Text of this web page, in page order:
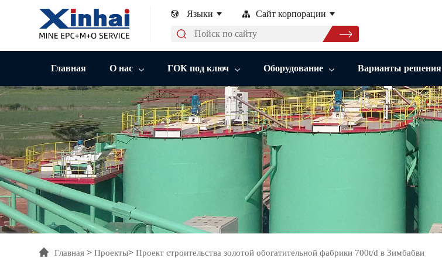
Языки Сайт корпорации
Главная О нас ГОК под ключ Оборудование Варианты решения
Главная >Проекты>Проект строительства золотой обогатительной фабрики 700t/d в Зимбабви